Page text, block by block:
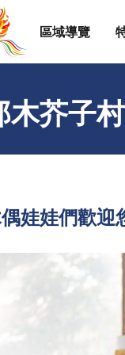
區域導覽
木芥子
娃娃們歡迎